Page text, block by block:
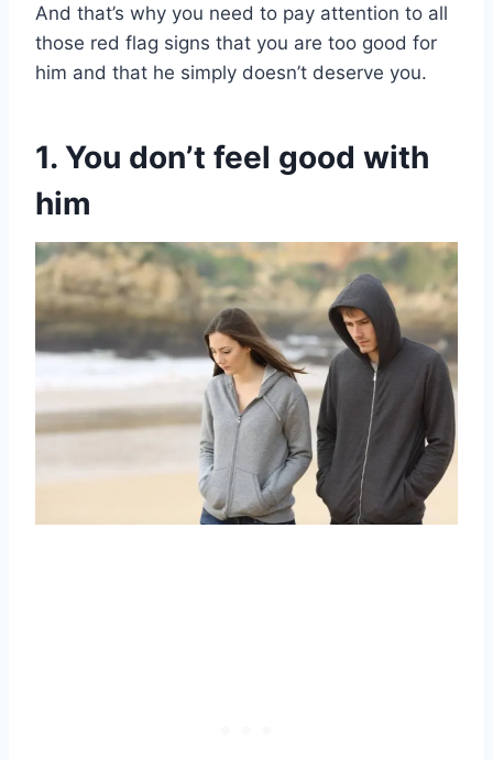
And that’s why you need to pay attention to all
those red flag signs that you are too good for
him and that he simply doesn’t deserve you.
1. You don’t feel good with
him